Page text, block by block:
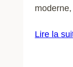
Lire la